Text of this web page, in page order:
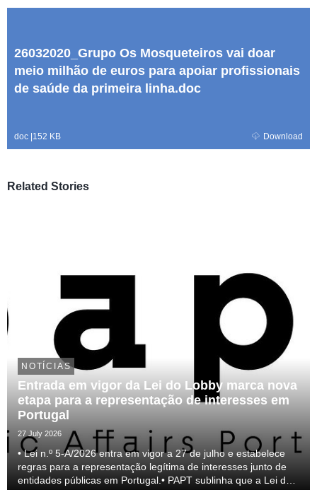
26032020_Grupo Os Mosqueteiros vai doar
meio milhão de euros para apoiar profissionais
de saúde da primeira linha.doc
doc 152 KB Download
Related Stories
NOTÍCIAS
Entrada em vigor da Lei do Lobby marca nova
etapa para a representação de interesses em
Portugal
27 July 2026
• Lei n.º 5-A/2026 entra em vigor a 27 de julho e estabelece
regras para a representação legítima de interesses junto de
entidades públicas em Portugal.• PAPT sublinha que a Lei do